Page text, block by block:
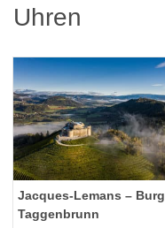
Uhren
Jacques-Lemans – Burg
Taggenbrunn